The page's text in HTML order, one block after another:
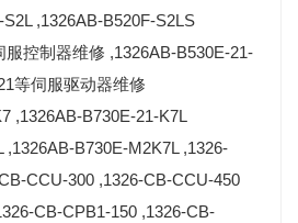
,1326AB-B520F-S2LS
服控制器维修 ,1326AB-B530E-21-
等伺服驱动器维修
,1326AB-B730E-21-K7L
,1326AB-B730E-M2K7L ,1326-
CCU-300 ,1326-CB-CCU-450
CB-CPB1-150 ,1326-CB-